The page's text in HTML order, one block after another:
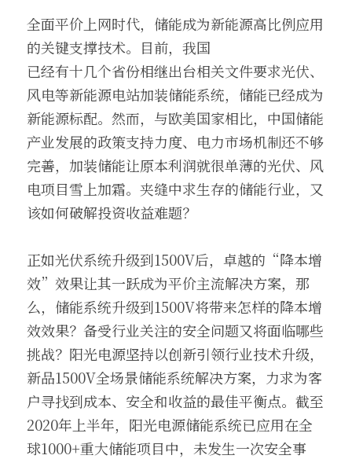
全面平价上网时代，储能成为新能源高比例应用
的关键支撑技术。目前，我国
已经有十几个省份相继出台相关文件要求光伏、
风电等新能源电站加装储能系统，储能已经成为
新能源标配。然而，与欧美国家相比，中国储能
产业发展的政策支持力度、电力市场机制还不够
完善，加装储能让原本利润就很单薄的光伏、风
电项目雪上加霜。夹缝中求生存的储能行业，又
该如何破解投资收益难题？
正如光伏系统升级到1500V后，卓越的“降本增
效”效果让其一跃成为平价主流解决方案，那
么，储能系统升级到1500V将带来怎样的降本增
效效果？备受行业关注的安全问题又将面临哪些
挑战？阳光电源坚持以创新引领行业技术升级，
新品1500V全场景储能系统解决方案，力求为客
户寻找到成本、安全和收益的最佳平衡点。截至
2020年上半年，阳光电源储能系统已应用在全
球1000+重大储能项目中，未发生一次安全事